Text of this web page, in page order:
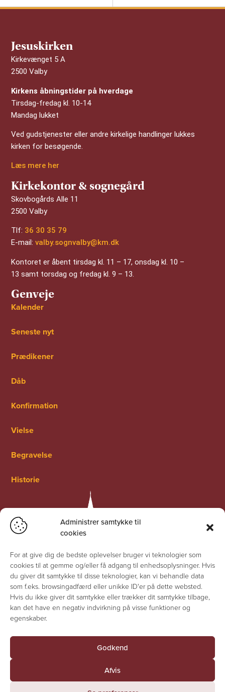
Administrer samtykke til
cookies
For at give dig de bedste oplevelser bruger vi teknologier som
cookies til at gemme og/eller få adgang til enhedsoplysninger. Hvis
du giver dit samtykke til disse teknologier, kan vi behandle data
som f.eks. browsingadfærd eller unikke ID'er på dette websted.
Hvis du ikke giver dit samtykke eller trækker dit samtykke tilbage,
kan det have en negativ indvirkning på visse funktioner og
egenskaber.
Godkend
Afvis
Jesuskirken
Kirkevænget 5 A
2500 Valby
Kirkens åbningstider på hverdage
Tirsdag-fredag kl. 10-14
Mandag lukket
Ved gudstjenester eller andre kirkelige handlinger lukkes
kirken for besøgende.
Læs mere her
Kirkekontor & sognegård
Skovbogårds Alle 11
2500 Valby
Tlf: 36 30 35 79
E-mail:valby.sognvalby@km.dk
Kontoret er åbent tirsdag kl. 11 – 17, onsdag kl. 10 –
13 samt torsdag og fredag kl. 9 – 13.
Genveje
Kalender
Seneste nyt
Prædikener
Dåb
Konfirmation
Vielse
Begravelse
Historie